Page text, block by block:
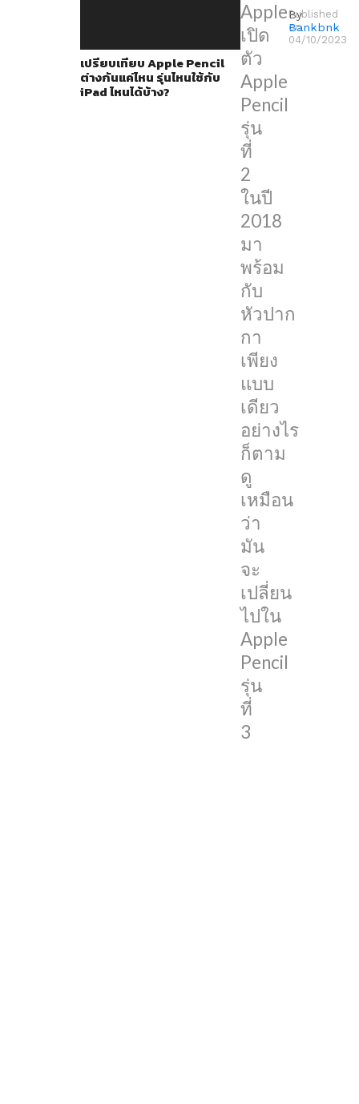
เปรียบเทียบ Apple Pencil
ต่างกันแค่ไหน รุ่นไหนใช้กับ
iPad ไหนได้บ้าง?
Apple
เปิด
ตัว
Apple
Pencil
รุ่น
ที่
2
ในปี
2018
มา
พร้อม
กับ
หัวปาก
กา
เพียง
แบบ
เดียว
อย่างไร
ก็ตาม
ดู
เหมือน
ว่า
มัน
จะ
เปลี่ยน
ไปใน
Apple
Pencil
รุ่น
ที่
3
By
Bankbnk
Published
on
04/10/2023
แต่
ตัว
มัน
ก็
ยัง
คง
มี
หัวปาก
กา
ให้
เลือก
เพียง
แค่
แบบ
เดียว
เท่านั้น
อย่างไร
ก็ตาม
ดู
เหมือน
ว่า
มัน
จะ
เปลี่ยน
ไปใน
Apple
Pencil
รุ่น
ที่
3
Majin